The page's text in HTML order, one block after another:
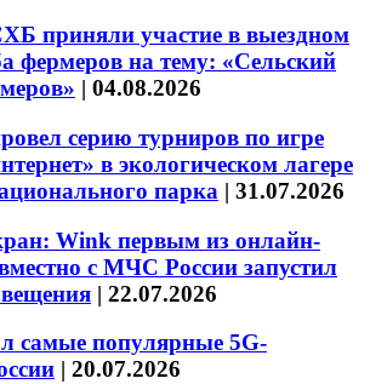
приняли участие в выездном
фермеров на тему: «Сельский
| 04.08.2026
серию турниров по игре
в экологическом лагере
парка | 31.07.2026
Wink первым из онлайн-
с МЧС России запустил
| 22.07.2026
самые популярные 5G-
| 20.07.2026